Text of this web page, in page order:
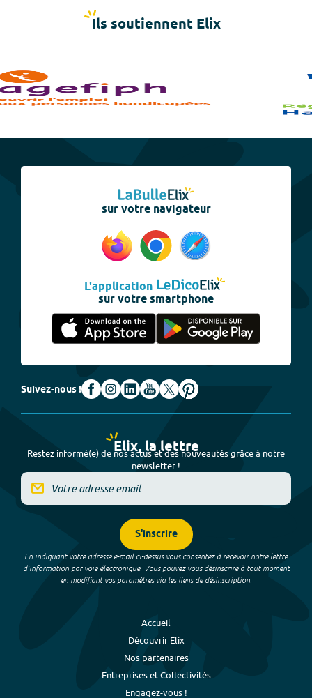
Ils soutiennent Elix
sur votre navigateur
L'application
sur votre smartphone
Suivez-nous !
Elix, la lettre
Restez informé(e) de nos actus et des nouveautés grâce à notre
newsletter !
S'inscrire
En indiquant votre adresse e-mail ci-dessus vous consentez à recevoir notre lettre
d’information par voie électronique. Vous pouvez vous désinscrire à tout moment
en modifiant vos paramètres via les liens de désinscription.
Accueil
Découvrir Elix
Nos partenaires
Entreprises et Collectivités
Engagez-vous !